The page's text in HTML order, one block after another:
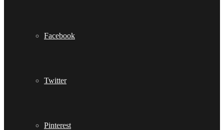
Facebook
Twitter
Pinterest